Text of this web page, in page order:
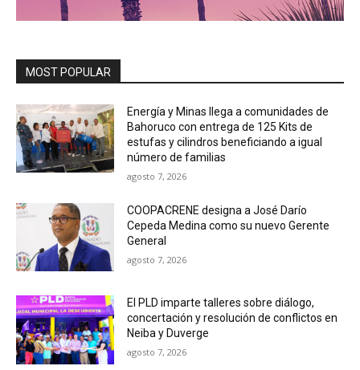
MOST POPULAR
Energía y Minas llega a comunidades de
Bahoruco con entrega de 125 Kits de
estufas y cilindros beneficiando a igual
número de familias
agosto 7, 2026
COOPACRENE designa a José Darío
Cepeda Medina como su nuevo Gerente
General
agosto 7, 2026
El PLD imparte talleres sobre diálogo,
concertación y resolución de conflictos en
Neiba y Duverge
agosto 7, 2026